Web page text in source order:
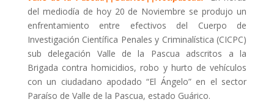
del mediodía de hoy 20 de Noviembre se produjo un
enfrentamiento entre efectivos del Cuerpo de
Investigación Científica Penales y Criminalística (CICPC)
sub delegación Valle de la Pascua adscritos a la
Brigada contra homicidios, robo y hurto de vehículos
con un ciudadano apodado “El Ángelo” en el sector
Paraíso de Valle de la Pascua, estado Guárico.